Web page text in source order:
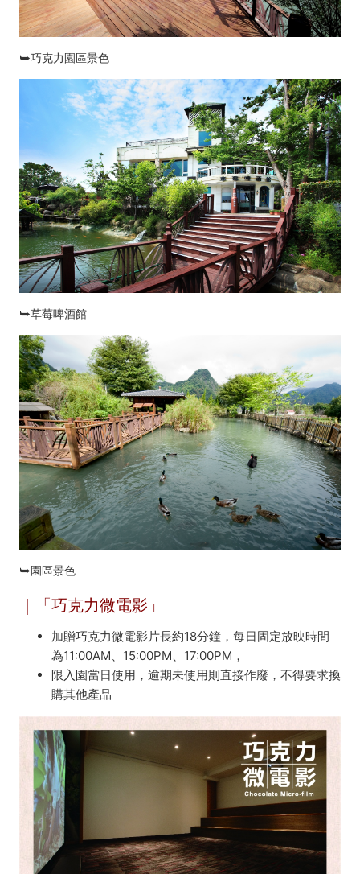
⮩巧克力園區景色
⮩草莓啤酒館
⮩園區景色
｜「巧克力微電影」
加贈巧克力微電影片長約18分鐘，每日固定放映時間
為11:00AM、15:00PM、17:00PM，
限入園當日使用，逾期未使用則直接作廢，不得要求換
購其他產品